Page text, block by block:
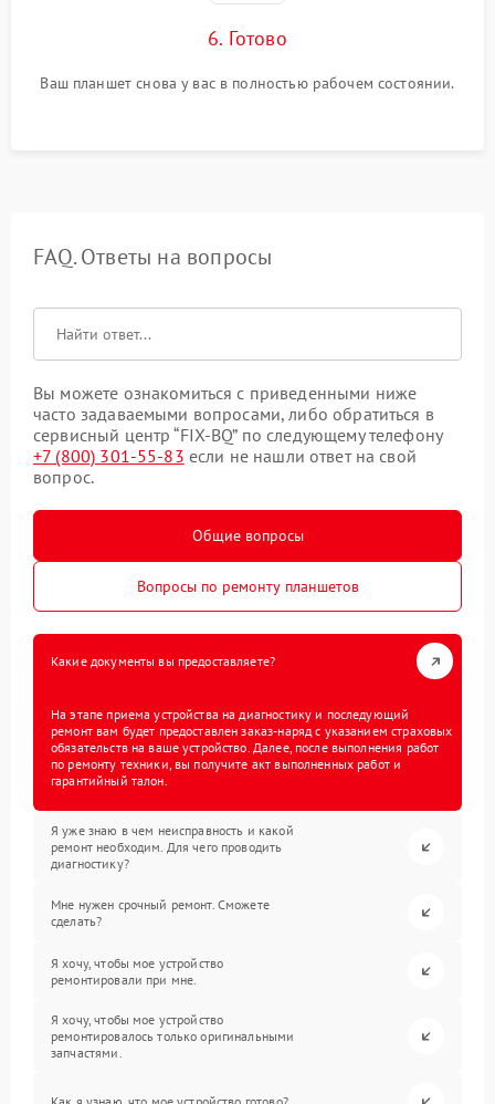
6. Готово
Ваш планшет снова у вас в полностью рабочем состоянии.
FAQ. Ответы на вопросы
Вы можете ознакомиться с приведенными ниже
часто задаваемыми вопросами, либо обратиться в
сервисный центр “FIX-BQ” по следующему телефону
+7 (800) 301-55-83 если не нашли ответ на свой
вопрос.
Общие вопросы
Вопросы по ремонту планшетов
Какие документы вы предоставляете?
На этапе приема устройства на диагностику и последующий
ремонт вам будет предоставлен заказ-наряд с указанием страховых
обязательств на ваше устройство. Далее, после выполнения работ
по ремонту техники, вы получите акт выполненных работ и
гарантийный талон.
Я уже знаю в чем неисправность и какой
ремонт необходим. Для чего проводить
диагностику?
Мне нужен срочный ремонт. Сможете
сделать?
Я хочу, чтобы мое устройство
ремонтировали при мне.
Я хочу, чтобы мое устройство
ремонтировалось только оригинальными
запчастями.